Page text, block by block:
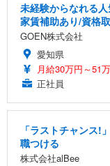
未経験からなれる
家賃補助あり/資格
GOEN株式会社
愛知県
月給30万円～51
正社員
「ラストチャンス!
職つける
株式会社alBee